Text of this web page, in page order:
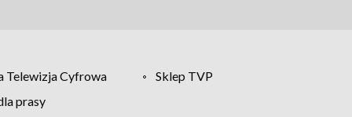
Telewizja Cyfrowa
Sklep TVP
prasy